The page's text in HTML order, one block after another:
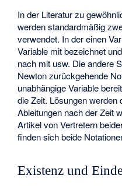
In der Literatur zu
werden standardmäßig
verwendet. In der einen
Variable mitbezeichnet
nach mit usw. Die andere
Newton zurückgehende
unabhängige Variable
die Zeit. Lösungen
Ableitungen nach der Zeit
Artikel von Vertretern
finden sich beide
Existenz und